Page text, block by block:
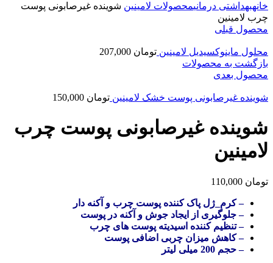
خانهبهداشتی درمانیمحصولات لامینین شوینده غیرصابونی پوست
چرب لامینین
محصول قبلی
محلول ماینوکسیدیل لامینین تومان
بازگشت به محصولات
محصول بعدی
شوینده غیرصابونی پوست خشک لامینین تومان
شوینده غیرصابونی پوست چرب
لامینین
تومان
– کرم_ژل پاک کننده پوست چرب و آکنه دار
– جلوگیری از ایجاد جوش و آکنه در پوست
– تنظیم کننده اسیدیته پوست های چرب
– کاهش میزان چربی اضافی پوست
– حجم 200 میلی لیتر